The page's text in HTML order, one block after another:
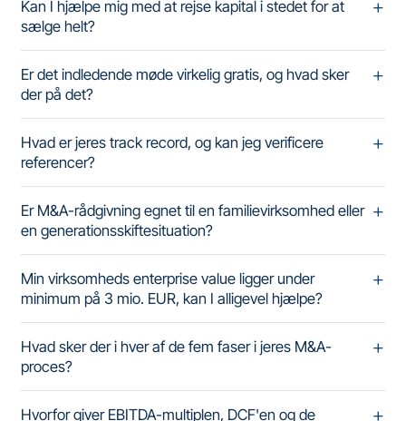
Kan I hjælpe mig med at rejse kapital i stedet for at
sælge helt?
Er det indledende møde virkelig gratis, og hvad sker
der på det?
Hvad er jeres track record, og kan jeg verificere
referencer?
Er M&A-rådgivning egnet til en familievirksomhed eller
en generationsskiftesituation?
Min virksomheds enterprise value ligger under
minimum på 3 mio. EUR, kan I alligevel hjælpe?
Hvad sker der i hver af de fem faser i jeres M&A-
proces?
Hvorfor giver EBITDA-multiplen, DCF'en og de